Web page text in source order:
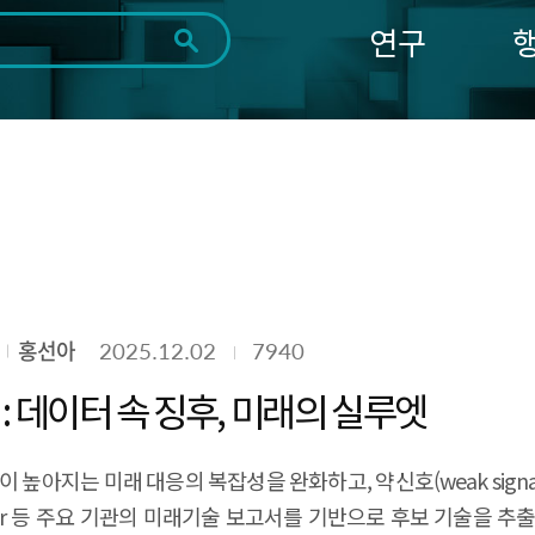
1일 1주 1개월 3개월 1년
연구
홍선아 2025.12.02 7940
이터 속 징후, 미래의 실루엣
높아지는 미래 대응의 복잡성을 완화하고, 약신호(weak
주요 기관의 미래기술 보고서를 기반으로 후보 기술을 추